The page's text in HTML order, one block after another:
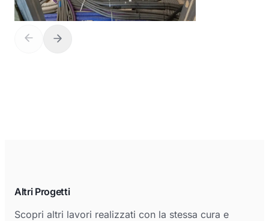
Altri Progetti
Scopri altri lavori realizzati con la stessa cura e